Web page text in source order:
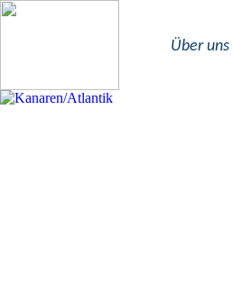
Über uns